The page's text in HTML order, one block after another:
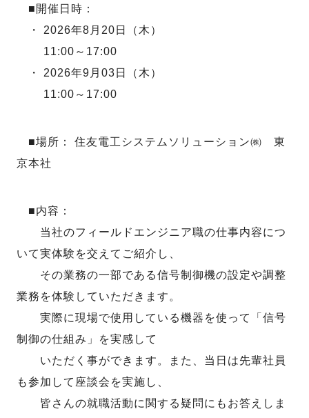
■開催日時：
・ 2026年8月20日（木）
11:00～17:00
・ 2026年9月03日（木）
11:00～17:00
■場所： 住友電工システムソリューション㈱ 東
京本社
■内容：
当社のフィールドエンジニア職の仕事内容につ
いて実体験を交えてご紹介し、
その業務の一部である信号制御機の設定や調整
業務を体験していただきます。
実際に現場で使用している機器を使って「信号
制御の仕組み」を実感して
いただく事ができます。また、当日は先輩社員
も参加して座談会を実施し、
皆さんの就職活動に関する疑問にもお答えしま